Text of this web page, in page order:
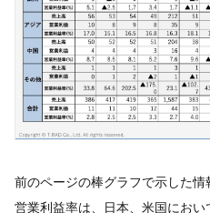
前のページの棒グラフで示した
営業利益率は、日本、米国にお